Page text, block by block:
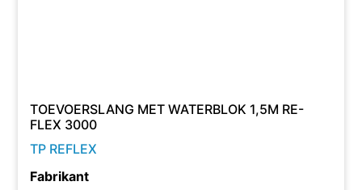
TOEVOERSLANG MET WATERBLOK 1,5M RE-
FLEX 3000
TP REFLEX
Fabrikant